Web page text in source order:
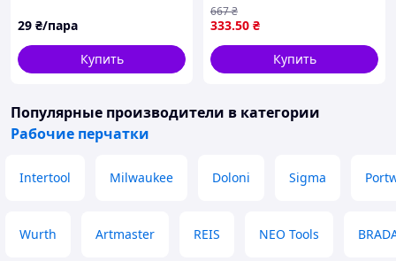
29 ₴/пара
Купить
и токсичными веществами
333.50 ₴
667₴
Купить
Популярные производители в категории
Рабочие перчатки
Intertool Milwaukee Doloni Sigma
Wurth Artmaster REIS NEO Tools